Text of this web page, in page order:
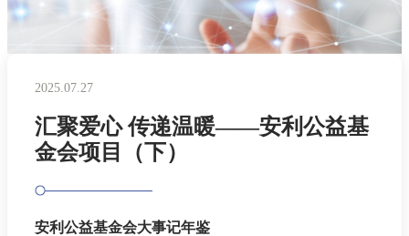
2025.07.27
汇聚爱心 传递温暖——安利公益基
金会项目（下）
安利公益基金会大事记年鉴